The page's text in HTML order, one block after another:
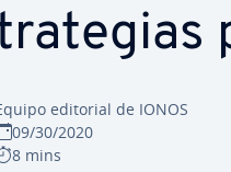
editorial de IONOS
09/30/2020
8 mins